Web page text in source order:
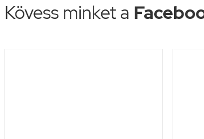
Kövess minket a